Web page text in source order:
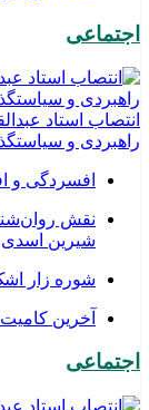
اجتماعی
انتصاب استاد
راهبردی و
افسردگی و
نقش
شیرین اسدی
شوره زار
​آخرین
اجتماعی